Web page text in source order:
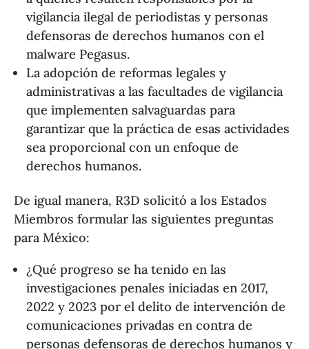
vigilancia ilegal de periodistas y personas
defensoras de derechos humanos con el
malware Pegasus.
La adopción de reformas legales y
administrativas a las facultades de vigilancia
que implementen salvaguardas para
garantizar que la práctica de esas actividades
sea proporcional con un enfoque de
derechos humanos.
De igual manera, R3D solicitó a los Estados
Miembros formular las siguientes preguntas
para México:
¿Qué progreso se ha tenido en las
investigaciones penales iniciadas en 2017,
2022 y 2023 por el delito de intervención de
comunicaciones privadas en contra de
personas defensoras de derechos humanos y